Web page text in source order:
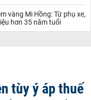
vàng Mi Hồng: Từ phụ xe,
hơn 35 năm tuổi
tùy ý áp thuế